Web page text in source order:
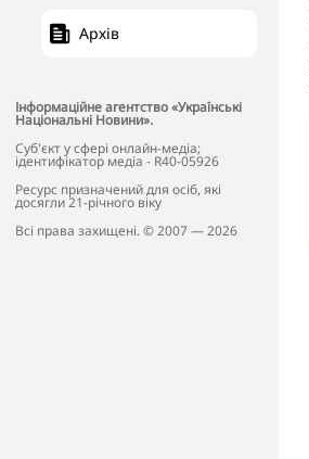
Архів
Інформаційне агентство «Українські
Національні Новини».
Cуб'єкт у сфері онлайн-медіа;
ідентифікатор медіа - R40-05926
Ресурс призначений для осіб, які
досягли 21-річного віку
Всі права захищені. © 2007 — 2026